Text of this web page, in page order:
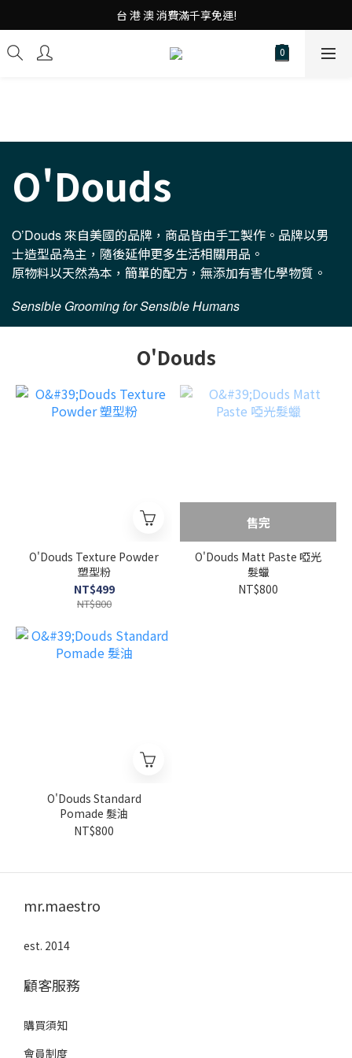
台 港 澳 消費滿千享免運!
台 港 澳 消費滿千享免運!
重磅素Tee 夏日滿件"現折優惠"!
O'Douds
O’Douds來自美國的品牌，商品皆由手工製作。品牌以男
士造型品為主，隨後延伸更多生活相關用品。
原物料以天然為本，簡單的配方，無添加有害化學物質。
Sensible Grooming for Sensible Humans
O'Douds
O'Douds Texture Powder
塑型粉
NT$499
NT$800
售完
O'Douds Matt Paste 啞光
髮蠟
NT$800
O'Douds Standard
Pomade 髮油
NT$800
mr.maestro
est. 2014
顧客服務
購買須知
會員制度